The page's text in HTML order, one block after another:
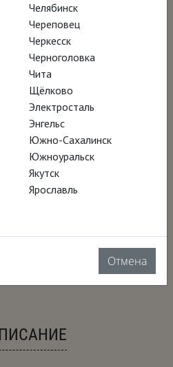
Челябинск
Череповец
Черкесск
Черноголовка
Чита
Щёлково
Электросталь
Энгельс
Южно-Сахалинск
Южноуральск
Якутск
Ярославль
Отмена